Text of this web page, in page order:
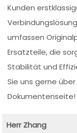
Kunden
umfassen
Ersatzteile, die
Stabilität und
Sie uns gerne
Dokumentenseite!
Herr Zhang